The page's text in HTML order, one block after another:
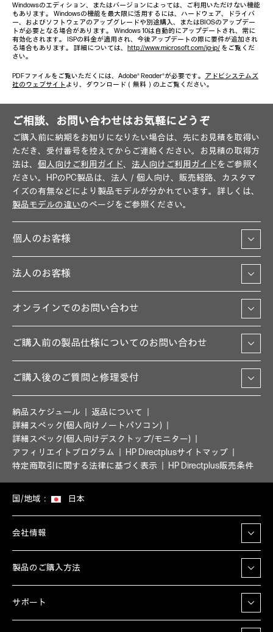
Windowsのエディション、またはバージョンによっては、ご利用いただけない機能
もあります。 Windowsの機能を最大限に活用するには、ハードウェア、ドライバ
ー、およびソフトウェアのアップグレードや別途購入、またはBIOSのアップデー
トが必要となる場合があります。 Windows 10は自動的にアップデートされ、常に
有効化されます。 ISPの料金が適用され、今後アップデートの際に要件が追加され
る場合もあります。 詳細については、 http://www.microsoft.com/ja-jp/ をご覧くだ
さい。
PDFファイルをご覧いただくには、Adobe® Reader®が必要です。 アドビシステムズ
社のウェブサイト より、ダウンロード（無料）の上ご覧ください。
ご相談、お問い合わせはお気軽にどうぞ
ご購入前に納期をお知りになりたい場合は、先にお見積を取得い
ただき、受付番号を控えてからご連絡ください。お見積の取得方
法は、 個人向けご利用ガイド、 法人向けご利用ガイドをご参照く
ださい。HPのPC製品は、法人／個人向け、販売経路、カスタマ
イズの有無などにより製品モデルが分かれています。詳しくは、
製品モデルの違いのページをご参照ください。
個人のお客様
法人のお客様
オンラインでのお問い合わせ
ご購入前の製品仕様についてのお問い合わせ
ご購入後のご質問と修理受付
納品スケジュール
返品について
詳細スペック(個人向けノートパソコン)
詳細スペック(個人向けデスクトップ/モニター)
アフィリエイトプログラム
HP Directplusサイトマップ
特定商取引に関する法律に基づく表示
HP Directplus販売条件
国/地域： 日本
会社情報
製品のご購入方法
サポート